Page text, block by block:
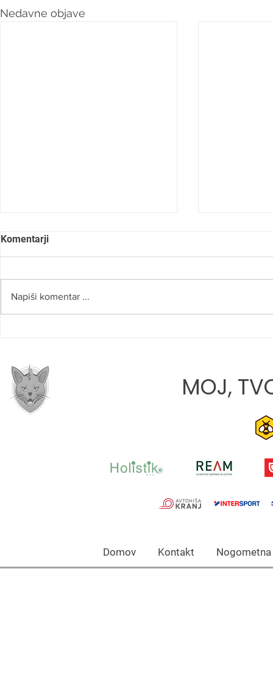
Nedavne objave
Komentarji
Napiši komentar ...
MOJ,
Domov Kontakt